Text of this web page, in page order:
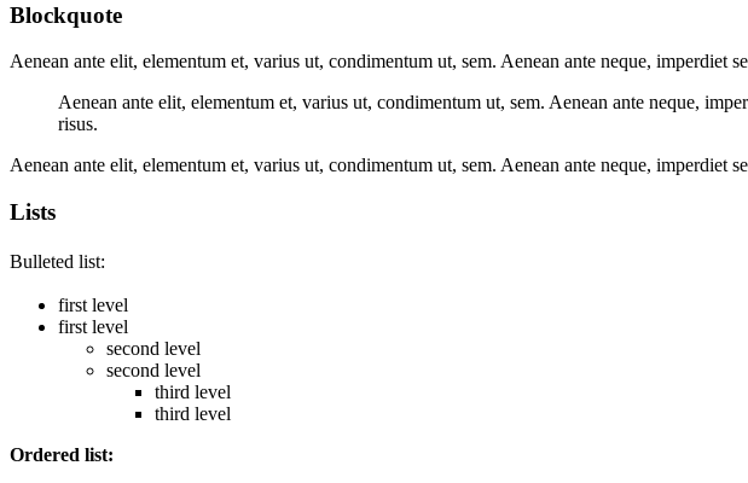
Blockquote
Aenean ante elit, elementum et, varius ut, condimentum ut, sem. Aenean ante neque,
Aenean ante elit, elementum et, varius ut, condimentum ut, sem. Aenean ante neque,
risus.
Aenean ante elit, elementum et, varius ut, condimentum ut, sem. Aenean ante neque,
Lists
Bulleted list:
first level
first level
second level
second level
third level
third level
Ordered list: